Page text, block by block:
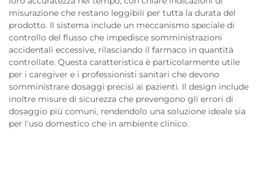
misurazione che restano leggibili per tutta la durata del
prodotto. Il sistema include un meccanismo speciale di
controllo del flusso che impedisce somministrazioni
accidentali eccessive, rilasciando il farmaco in quantità
controllate. Questa caratteristica è particolarmente utile
per i caregiver e i professionisti sanitari che devono
somministrare dosaggi precisi ai pazienti. Il design include
inoltre misure di sicurezza che prevengono gli errori di
dosaggio più comuni, rendendolo una soluzione ideale sia
per l'uso domestico che in ambiente clinico.